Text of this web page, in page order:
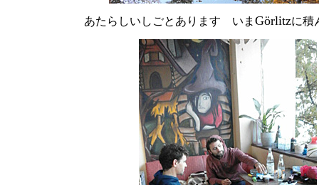
あたらしいしごとあります いま Görlitzに積